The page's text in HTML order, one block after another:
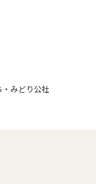
みどり公社